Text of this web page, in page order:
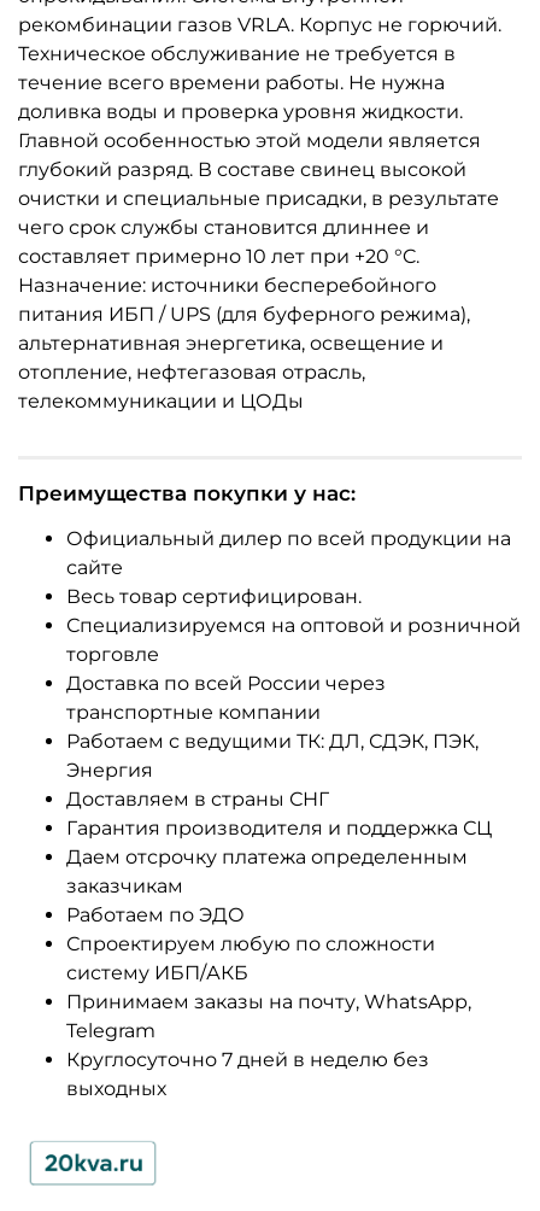
рекомбинации газов VRLA. Корпус не горючий.
Техническое обслуживание не требуется в
течение всего времени работы. Не нужна
доливка воды и проверка уровня жидкости.
Главной особенностью этой модели является
глубокий разряд. В составе свинец высокой
очистки и специальные присадки, в результате
чего срок службы становится длиннее и
составляет примерно 10 лет при +20 °C.
Назначение: источники бесперебойного
питания ИБП / UPS (для буферного режима),
альтернативная энергетика, освещение и
отопление, нефтегазовая отрасль,
телекоммуникации и ЦОДы
Преимущества покупки у нас:
Официальный дилер по всей продукции на
сайте
Весь товар сертифицирован.
Специализируемся на оптовой и розничной
торговле
Доставка по всей России через
транспортные компании
Работаем с ведущими ТК: ДЛ, СДЭК, ПЭК,
Энергия
Доставляем в страны СНГ
Гарантия производителя и поддержка СЦ
Даем отсрочку платежа определенным
заказчикам
Работаем по ЭДО
Спроектируем любую по сложности
систему ИБП/АКБ
Принимаем заказы на почту, WhatsApp,
Telegram
Круглосуточно 7 дней в неделю без
выходных